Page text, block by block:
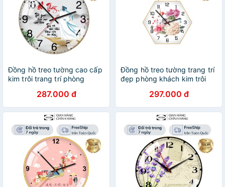
Đồng hồ treo tường cao cấp
kim trôi trang trí phòng
Thầy Cô bảo hành 12 tháng
inuka.decor.
287.000 đ
Đồng hồ treo tường trang trí
đẹp phòng khách kim trôi
tháng inuka.deco
297.000 đ